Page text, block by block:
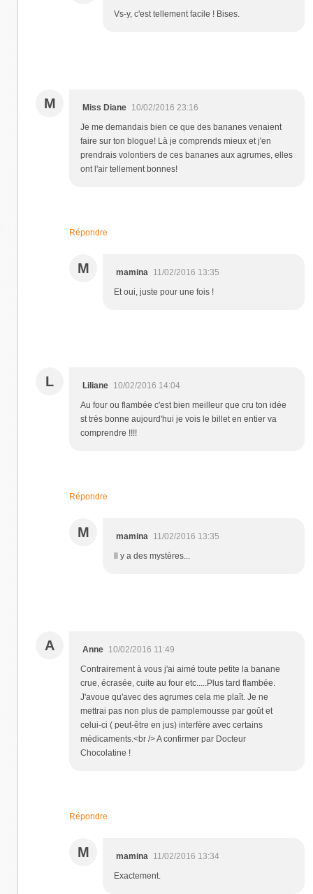
Vs-y, c'est tellement facile ! Bises.
M Miss Diane 10/02/2016 23:16
Je me demandais bien ce que des bananes venaient
faire sur ton blogue! Là je comprends mieux et j'en
prendrais volontiers de ces bananes aux agrumes, elles
ont l'air tellement bonnes!
Répondre
M mamina
11/02/2016 13:35
Et oui, juste pour une fois !
L Liliane 10/02/2016 14:04
Au four ou flambée c'est bien meilleur que cru ton idée
st très bonne aujourd'hui je vois le billet en entier va
comprendre !!!!
Répondre
M mamina
11/02/2016 13:35
Il y a des mystères...
A Anne 10/02/2016 11:49
Contrairement à vous j'ai aimé toute petite la banane
crue, écrasée, cuite au four etc.....Plus tard flambée.
J'avoue qu'avec des agrumes cela me plaît. Je ne
mettrai pas non plus de pamplemousse par goût et
celui-ci ( peut-être en jus) interfère avec certains
médicaments.<br /> A confirmer par Docteur
Chocolatine !
Répondre
M mamina
11/02/2016 13:34
Exactement.